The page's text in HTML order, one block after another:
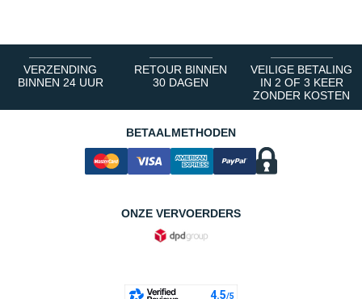
VERZENDING
BINNEN 24 UUR
RETOUR BINNEN
30 DAGEN
VEILIGE BETALING
IN 2 OF 3 KEER
ZONDER KOSTEN
BETAALMETHODEN
ONZE VERVOERDERS